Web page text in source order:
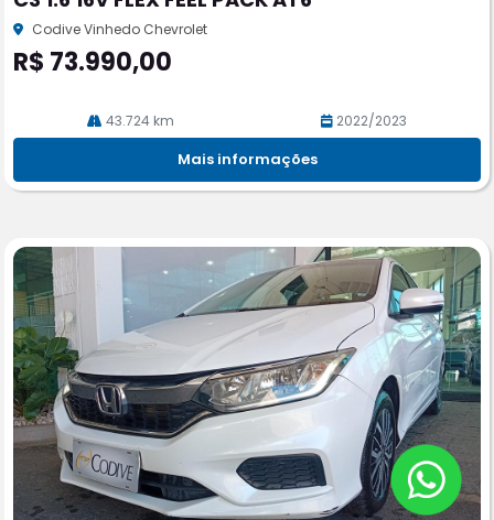
rtil
he
Codive Vinhedo Chevrolet
R$ 73.990,00
43.724 km 2022/2023
Mais informações